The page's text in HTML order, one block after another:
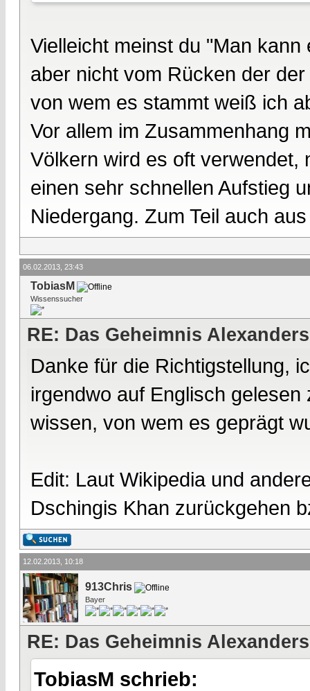
Vielleicht meinst du "Man
aber nicht vom Rücken der
von wem es stammt weiß ich
Vor allem im Zusammenhang
Völkern wird es oft verwendet,
einen sehr schnellen Aufstieg
Niedergang. Zum Teil auch
06.02.2013, 23:43
TobiasM
Wissenssucher
RE: Das Geheimnis Alexanders
Danke für die Richtigstellung,
irgendwo auf Englisch
wissen, von wem es geprägt
Edit: Laut Wikipedia und
Dschingis Khan zurückgehen
12.02.2013, 10:18
913Chris
Bayer
RE: Das Geheimnis Alexanders
TobiasM schrieb: